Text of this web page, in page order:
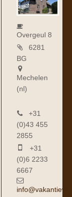
Overgeul 8
6281
BG
Mechelen
(nl)
+31
(0)43 455
2855
+31
(0)6 2233
6667